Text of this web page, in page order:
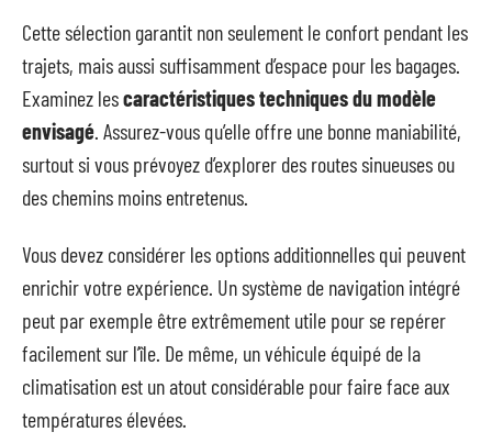
Cette sélection garantit non seulement le confort pendant les
trajets, mais aussi suffisamment d’espace pour les bagages.
Examinez lescaractéristiques techniques du modèle
envisagé. Assurez-vous qu’elle offre une bonne maniabilité,
surtout si vous prévoyez d’explorer des routes sinueuses ou
des chemins moins entretenus.
Vous devez considérer les options additionnelles qui peuvent
enrichir votre expérience. Un système de navigation intégré
peut par exemple être extrêmement utile pour se repérer
facilement sur l’île. De même, un véhicule équipé de la
climatisation est un atout considérable pour faire face aux
températures élevées.